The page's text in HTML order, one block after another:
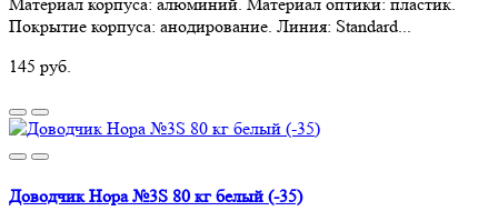
Покрытие корпуса: анодирование. Линия: Standard...
145 руб.
Доводчик Нора №3S 80 кг белый (-35)